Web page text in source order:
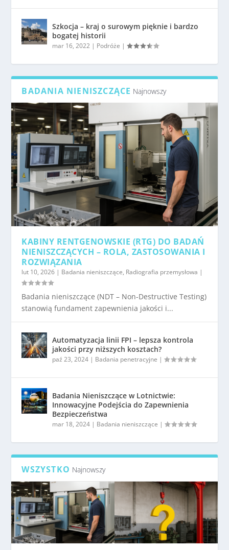
Szkocja – kraj o surowym pięknie i bardzo
bogatej historii
mar 16, 2022 | Podróże |
BADANIA NIENISZCZĄCE Najnowszy
KABINY RENTGENOWSKIE (RTG) DO BADAŃ
NIENISZCZĄCYCH – ROLA, ZASTOSOWANIA I
ROZWIĄZANIA
lut 10, 2026 | Badania nieniszczące, Radiografia przemysłowa |
Badania nieniszczące (NDT – Non-Destructive Testing)
stanowią fundament zapewnienia jakości i...
Automatyzacja linii FPI – lepsza kontrola
jakości przy niższych kosztach?
paź 23, 2024 | Badania penetracyjne |
Badania Nieniszczące w Lotnictwie:
Innowacyjne Podejścia do Zapewnienia
Bezpieczeństwa
mar 18, 2024 | Badania nieniszczące |
WSZYSTKO Najnowszy